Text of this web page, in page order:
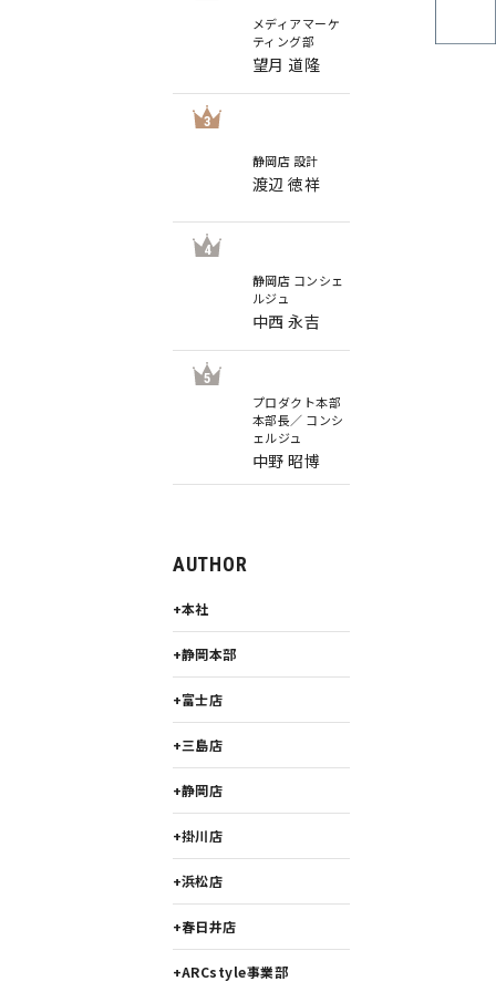
メディアマーケ
ティング部
望月 道隆
3
静岡店 設計
渡辺 徳祥
4
静岡店 コンシェ
ルジュ
中西 永吉
5
プロダクト本部
本部長／ コンシ
ェルジュ
中野 昭博
AUTHOR
本社
静岡本部
富士店
三島店
静岡店
掛川店
浜松店
春日井店
ARCstyle事業部